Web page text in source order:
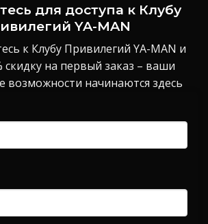
для доступа к Клубу
YA-MAN
к Клубу Привилегий YA-MAN и
скидку на первый заказ – ваши
возможности начинаются здесь